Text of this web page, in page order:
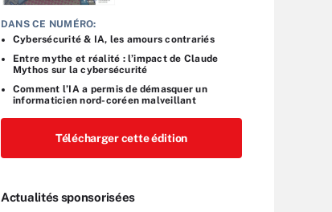
DANS CE NUMÉRO:
Cybersécurité & IA, les amours contrariés
Entre mythe et réalité : l’impact de Claude
Mythos sur la cybersécurité
Comment l’IA a permis de démasquer un
informaticien nord-coréen malveillant
Télécharger cette édition
Actualités sponsorisées